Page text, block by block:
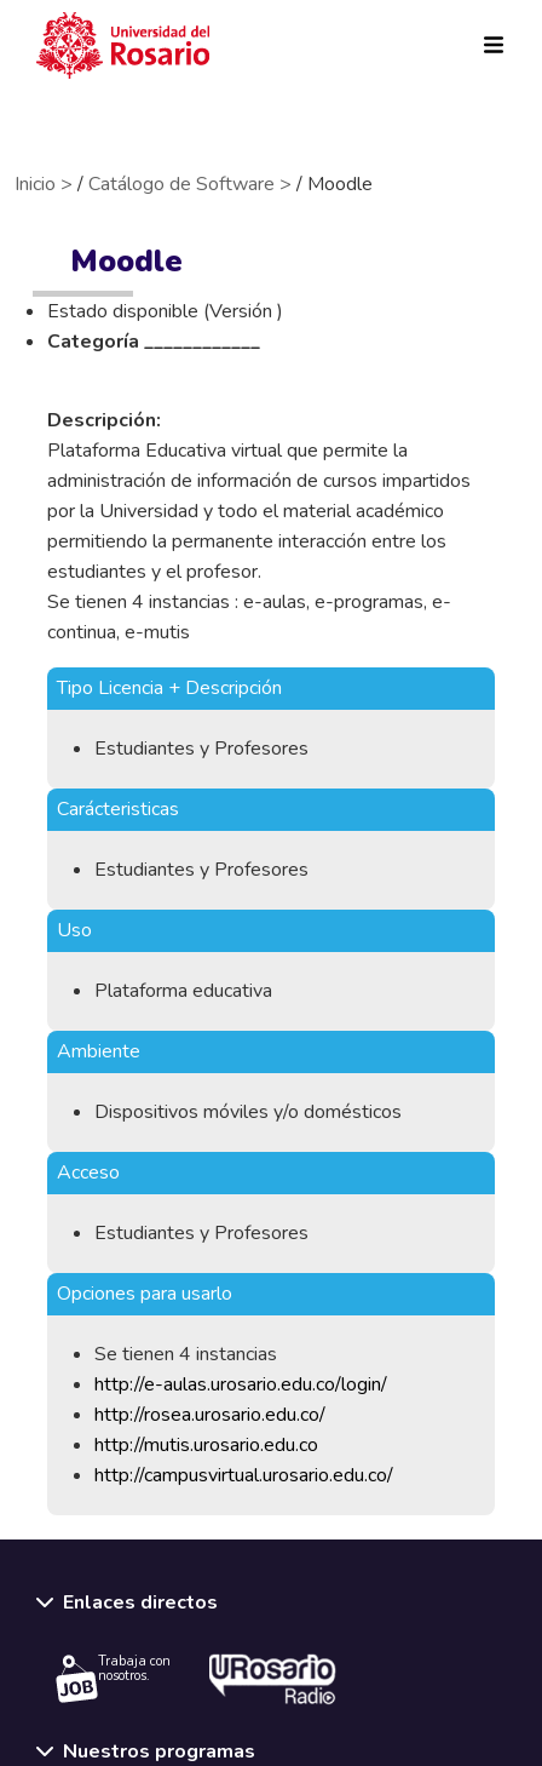
Inicio > /Catálogo de Software > / Moodle
Moodle
Estado disponible (Versión )
Categoría ____________
Descripción:
Plataforma Educativa virtual que permite la
administración de información de cursos impartidos
por la Universidad y todo el material académico
permitiendo la permanente interacción entre los
estudiantes y el profesor.
Se tienen 4 instancias : e-aulas, e-programas, e-
continua, e-mutis
Tipo Licencia + Descripción
Estudiantes y Profesores
Carácteristicas
Estudiantes y Profesores
Uso
Plataforma educativa
Ambiente
Dispositivos móviles y/o domésticos
Acceso
Estudiantes y Profesores
Opciones para usarlo
Se tienen 4 instancias
http://e-aulas.urosario.edu.co/login/
http://rosea.urosario.edu.co/
http://mutis.urosario.edu.co
http://campusvirtual.urosario.edu.co/
Enlaces directos
Trabaja con
nosotros.
Nuestros programas